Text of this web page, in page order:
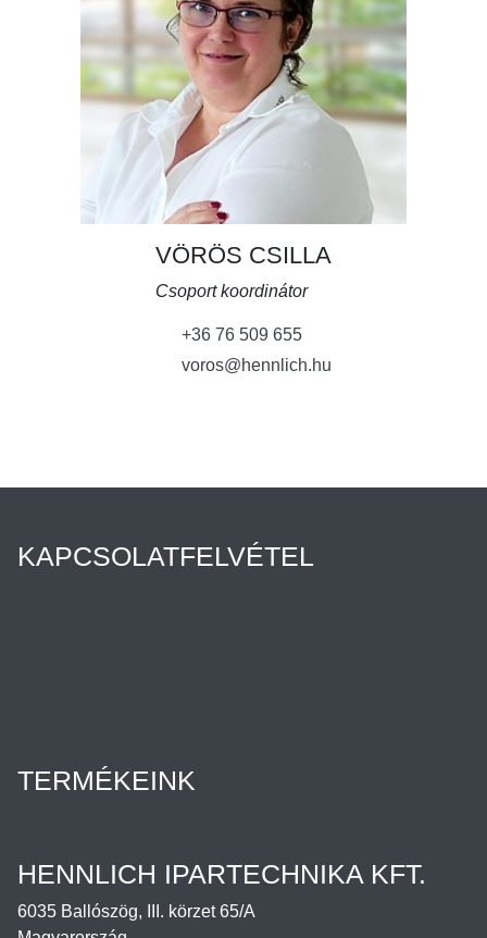
VÖRÖS CSILLA
Csoport koordinátor
+36 76 509 655
voros@hennlich.hu
KAPCSOLATFELVÉTEL
TERMÉKEINK
HENNLICH IPARTECHNIKA KFT.
6035 Ballószög, III. körzet 65/A